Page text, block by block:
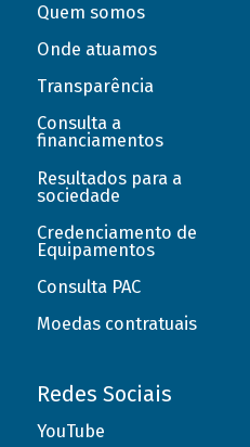
Quem somos
Onde atuamos
Transparência
Consulta a
financiamentos
Resultados para a
sociedade
Credenciamento de
Equipamentos
Consulta PAC
Moedas contratuais
Redes Sociais
YouTube